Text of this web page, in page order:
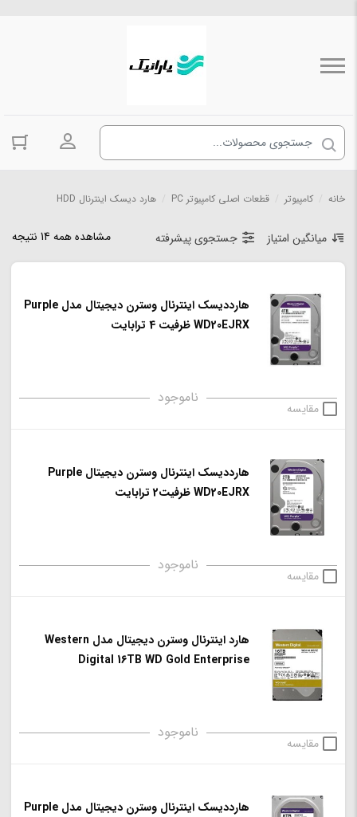
ورود به
خانه کامپیوتر قطعات اصلی کامپیوتر PC هارد دیسک اینترنال HDD
مشاهده همه 14 نتیجه میانگین امتیاز جستجوی پیشرفته
هارددیسک اینترنال وسترن دیجیتال مدل Purple
WD20EJRX ظرفیت 4 ترابایت
ناموجود
مقایسه
هارددیسک اینترنال وسترن دیجیتال Purple
WD20EJRX ظرفیت2 ترابایت
ناموجود
مقایسه
هارد اینترنال وسترن دیجیتال مدل Western
Digital 16TB WD Gold Enterprise
ناموجود
مقایسه
هارددیسک اینترنال وسترن دیجیتال مدل Purple